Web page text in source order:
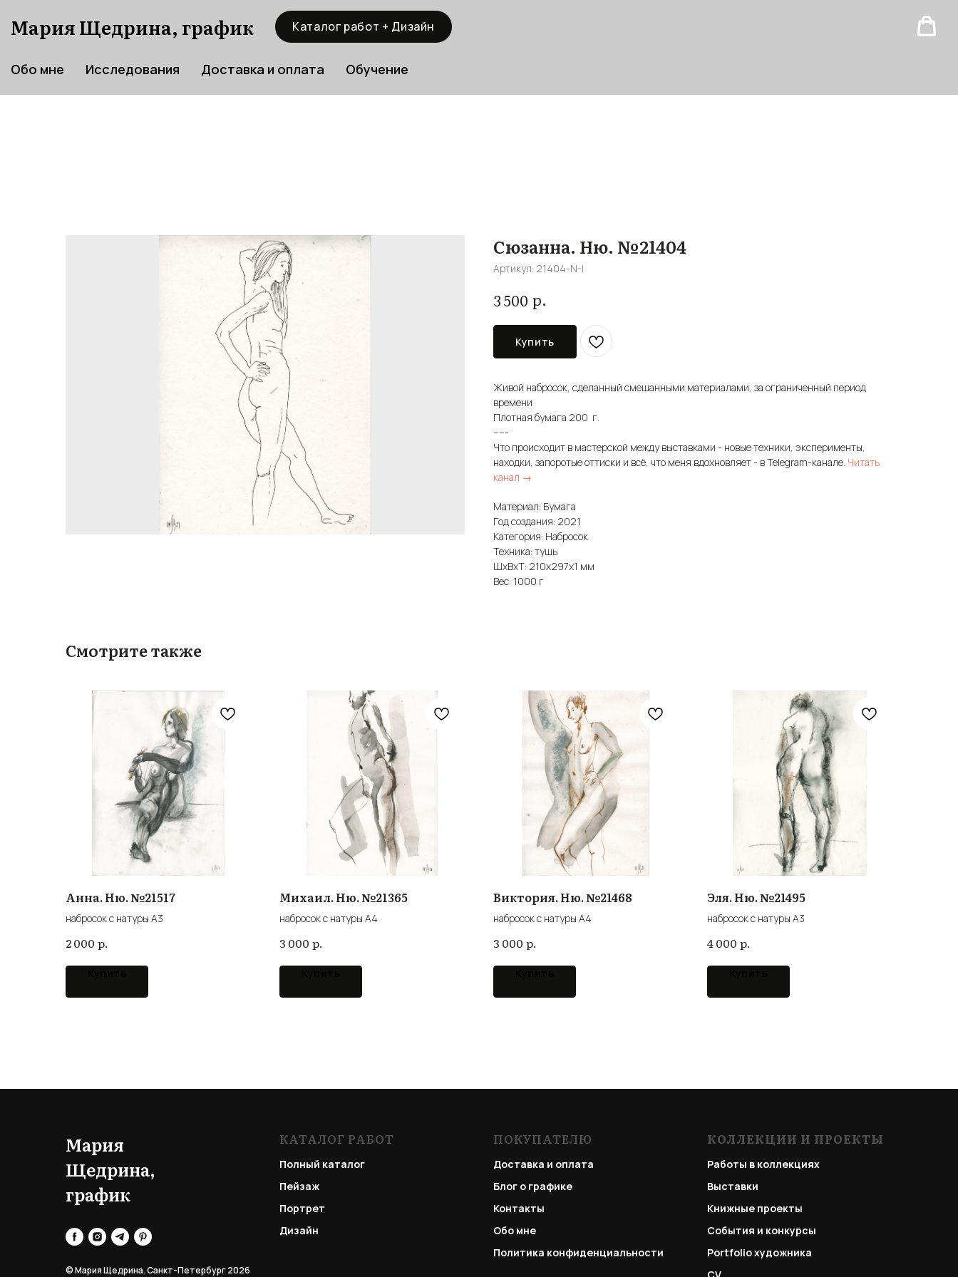
Мария Щедрина, график Каталог работ + Дизайн
Обо мне Исследования Доставка и оплата Обучение
Сюзанна. Ню. №21404
Артикул: 21404-N-I
3 500 р.
Купить
Живой набросок, сделанный смешанными материалами, за ограниченный период
времени
Плотная бумага 200 г.
-----
Что происходит в мастерской между выставками - новые техники, эксперименты,
находки, запоротые оттиски и всё, что меня вдохновляет - в Telegram-канале. Читать
канал →
Материал: Бумага
Год создания: 2021
Категория: Набросок
Техника: тушь
ШxВxТ: 210x297x1 мм
Вес: 1000 г
Смотрите также
Анна. Ню. №21517
набросок с натуры А3
2 000 р.
Михаил. Ню. №21365
набросок с натуры А4
3 000 р.
Виктория. Ню. №21468
набросок с натуры А4
3 000 р.
Эля. Ню. №21495
набросок с натуры А3
4 000 р.
Мария
Щедрина,
график
© Мария Щедрина. Санкт-Петербург 2026
КАТАЛОГ РАБОТ
Полный каталог
Пейзаж
Портрет
Дизайн
ПОКУПАТЕЛЮ
Доставка и оплата
Блог о графике
Контакты
Обо мне
Политика конфиденциальности
КОЛЛЕКЦИИ И ПРОЕКТЫ
Работы в коллекциях
Выставки
Книжные проекты
События и конкурсы
Portfolioхудожника